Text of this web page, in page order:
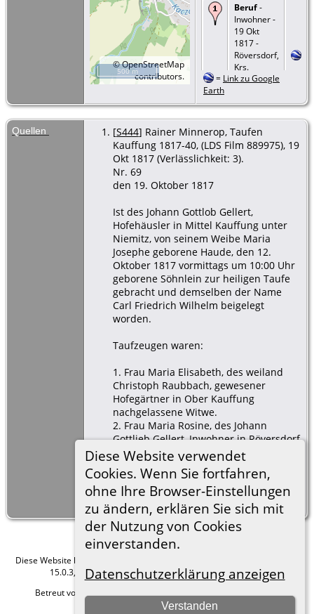
Diese Website verwendet
Cookies. Wenn Sie fortfahren,
ohne Ihre Browser-Einstellungen
zu ändern, erklären Sie sich mit
der Nutzung von Cookies
einverstanden.
Datenschutzerklärung anzeigen
Verstanden
©OpenStreetMap
contributors.
500 m
Beruf-
Inwohner -
19 Okt
1817 -
Röversdorf,
Krs.
Schönau,
Preussen
= Link zu Google
Earth
Quellen [S444] Rainer Minnerop, Taufen
Kauffung 1817-40, (LDS Film 889975), 19
Okt 1817 (Verlässlichkeit: 3).
Nr. 69
den 19. Oktober 1817
Ist des Johann Gottlob Gellert,
Hofehäusler in Mittel Kauffung unter
Niemitz, von seinem Weibe Maria
Josephe geborene Haude, den 12.
Oktober 1817 vormittags um 10:00 Uhr
geborene Söhnlein zur heiligen Taufe
gebracht und demselben der Name
Carl Friedrich Wilhelm beigelegt
worden.
Taufzeugen waren:
1. Frau Maria Elisabeth, des weiland
Christoph Raubbach, gewesener
Hofegärtner in Ober Kauffung
nachgelassene Witwe.
2. Frau Maria Rosine, des Johann
Gottlieb Gellert, Inwohner in Röversdorf
Eheweib.
3. Friedrich Wilhelm Krain, Freihäusler
und Zimmermann in Nieder Kauffung.
Bemerkung: die Mutter ist katholischer
Religion, Begräbnisbuch Pag 13 in 1821.
Diese Website läuft mit
15.0.3, programmiert von Darrin Lythgoe © 2001-2026.
Betreut von